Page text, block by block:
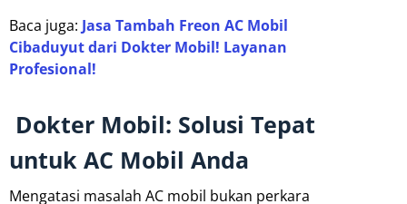
Baca juga: Jasa Tambah Freon AC Mobil
Cibaduyut dari Dokter Mobil! Layanan
Profesional!
Dokter Mobil: Solusi Tepat
untuk AC Mobil Anda
Mengatasi masalah AC mobil bukan perkara